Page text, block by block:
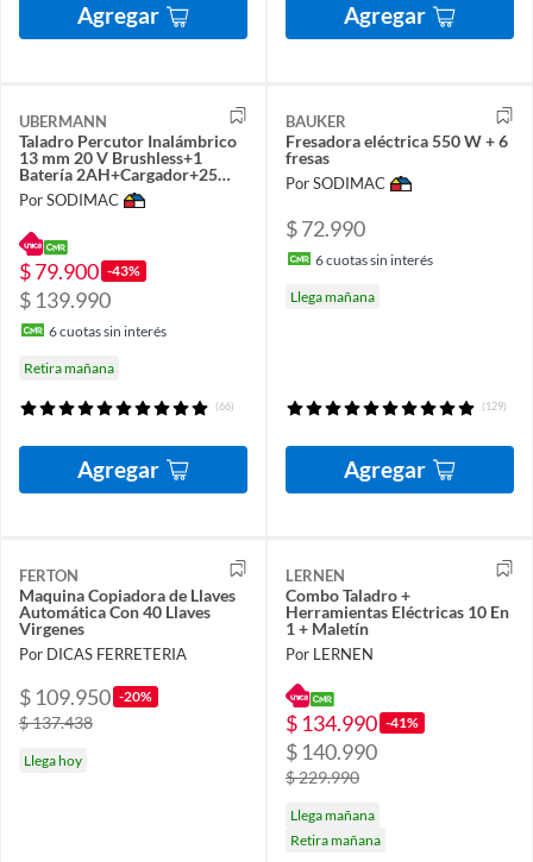
Agregar Agregar
UBERMANN
Taladro Percutor Inalámbrico
13 mm 20 V Brushless+1
Batería 2AH+Cargador+25
Acc
Por SODIMAC
$ 79.900 -43%
$ 139.990
6cuotas sin interés
Retira mañana
(66)
Agregar
BAUKER
Fresadora eléctrica 550 W + 6
fresas
Por SODIMAC
$ 72.990
6cuotas sin interés
Llega mañana
(129)
Agregar
FERTON
Maquina Copiadora de Llaves
Automática Con 40 Llaves
Virgenes
Por DICAS FERRETERIA
$ 109.950 -20%
$ 137.438
Llega hoy
LERNEN
Combo Taladro +
Herramientas Eléctricas 10 En
1 + Maletín
Por LERNEN
$ 134.990 -41%
$ 140.990
$ 229.990
Llega mañana
Retira mañana